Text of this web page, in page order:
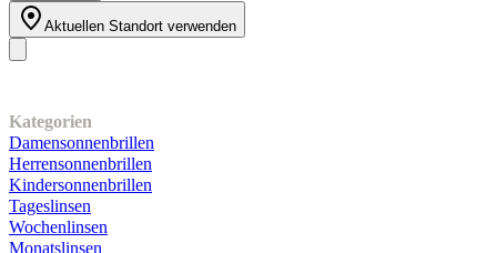
Aktuellen Standort verwenden
Kategorien
Damensonnenbrillen
Herrensonnenbrillen
Kindersonnenbrillen
Tageslinsen
Wochenlinsen
Monatslinsen